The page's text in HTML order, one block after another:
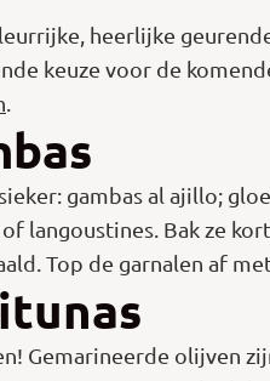
heerlijke
keuze voor de
gambas al ajillo;
langoustines. Bak ze
Top de garnalen af
Gemarineerde olijven